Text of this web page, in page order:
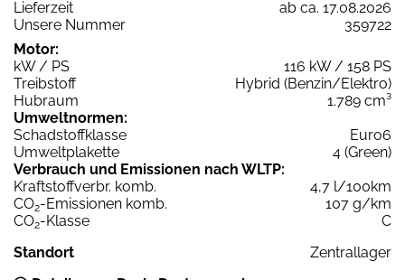
Lieferzeit
ab ca. 17.08.2026
Unsere Nummer
359722
Motor:
kW / PS
116 kW / 158 PS
Treibstoff
Hybrid (Benzin/Elektro)
Hubraum
1.789 cm³
Umweltnormen:
Schadstoffklasse
Euro6
Umweltplakette
4 (Green)
Verbrauch und Emissionen nach WLTP:
Kraftstoffverbr. komb.
4,7 l/100km
CO2-Emissionen komb.
107 g/km
CO2-Klasse
C
Standort
Zentrallager